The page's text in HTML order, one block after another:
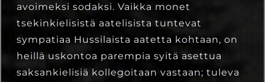
avoimeksi sodaksi. Vaikka monet
tsekinkielisistä aatelisista tuntevat
sympatiaa Hussilaista aatetta kohtaan, on
heillä uskontoa parempia syitä asettua
saksankielisiä kollegoitaan vastaan; tuleva